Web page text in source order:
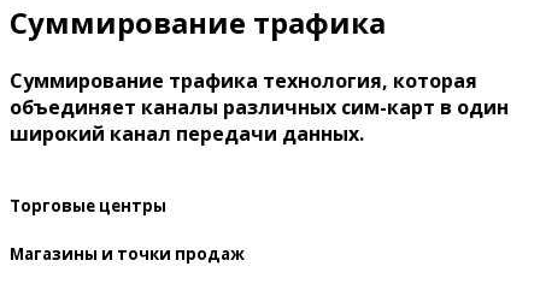
Суммирование трафика
Суммирование трафика технология, которая
объединяет каналы различных сим-карт в один
широкий канал передачи данных.
Торговые центры
Магазины и точки продаж